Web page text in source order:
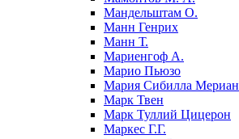
Мандельштам О.
Манн Генрих
Манн Т.
Мариенгоф А.
Марио Пьюзо
Мария Сибилла Мериан
Марк Твен
Марк Туллий Цицерон
Маркес Г.Г.